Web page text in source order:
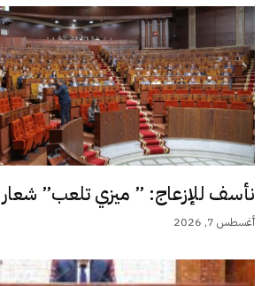
نأسف للإزعاج: ” ميزي تلعب” شعار
أغسطس 7, 2026